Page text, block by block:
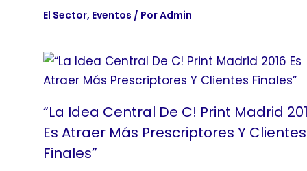
El Sector, Eventos / PorAdmin
“La Idea Central De C! Print Madrid
Es Atraer Más Prescriptores Y Clientes
Finales”